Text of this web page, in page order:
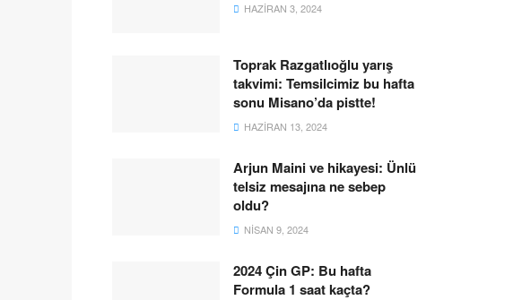
HAZIRAN 3, 2024
Toprak Razgatlıoğlu yarış
takvimi: Temsilcimiz bu hafta
sonu Misano’da pistte!
HAZIRAN 13, 2024
Arjun Maini ve hikayesi: Ünlü
telsiz mesajına ne sebep
oldu?
NISAN 9, 2024
2024 Çin GP: Bu hafta
Formula 1 saat kaçta?